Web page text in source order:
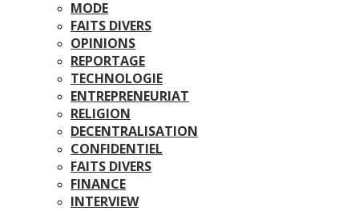
MODE
FAITS DIVERS
OPINIONS
REPORTAGE
TECHNOLOGIE
ENTREPRENEURIAT
RELIGION
DECENTRALISATION
CONFIDENTIEL
FAITS DIVERS
FINANCE
INTERVIEW